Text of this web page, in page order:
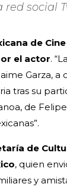
red social
de Cine
el actor.
Garza, a
tras su
de
de
, quien
y